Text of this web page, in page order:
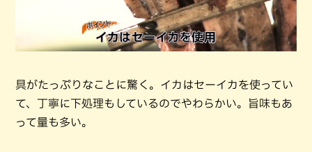
具がたっぷりなことに驚く。イカはセーイカを使ってい
て、丁寧に下処理もしているのでやわらかい。旨味もあ
って量も多い。